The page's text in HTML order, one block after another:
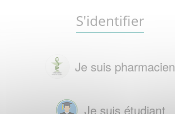
S'identifier
Je suis pharmacien
Je suis étudiant